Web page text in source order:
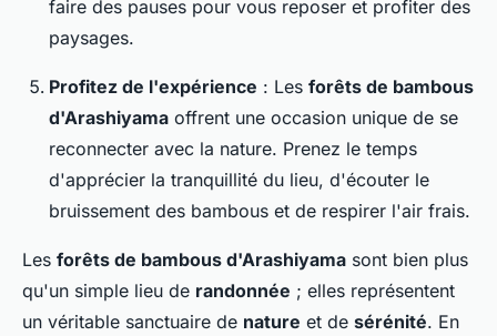
faire des pauses pour vous reposer et profiter des
paysages.
Profitez de l'expérience : Les forêts de bambous
d'Arashiyama offrent une occasion unique de se
reconnecter avec la nature. Prenez le temps
d'apprécier la tranquillité du lieu, d'écouter le
bruissement des bambous et de respirer l'air frais.
Les forêts de bambous d'Arashiyama sont bien plus
qu'un simple lieu de randonnée ; elles représentent
un véritable sanctuaire de nature et de sérénité. En